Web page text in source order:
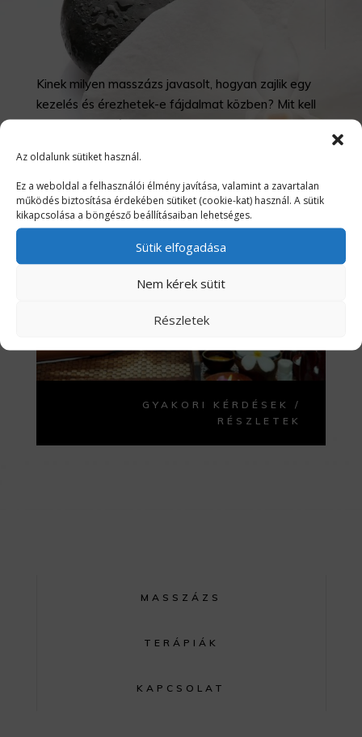
Az oldalunk sütiket használ.
Ez a weboldal a felhasználói élmény javítása, valamint a zavartalan
működés biztosítása érdekében sütiket (cookie-kat) használ. A sütik
kikapcsolása a böngésző beállításaiban lehetséges.
Sütik elfogadása
Nem kérek sütit
Részletek
Kinek milyen masszázs javasolt, hogyan zajlik egy
kezelés és érezhetek-e fájdalmat közben? Mit kell
tudnom a hipnózissal kapcsolatban, alkalmas
GYAKORI KÉRDÉSEK /
RÉSZLETEK
MASSZÁZS
TERÁPIÁK
KAPCSOLAT